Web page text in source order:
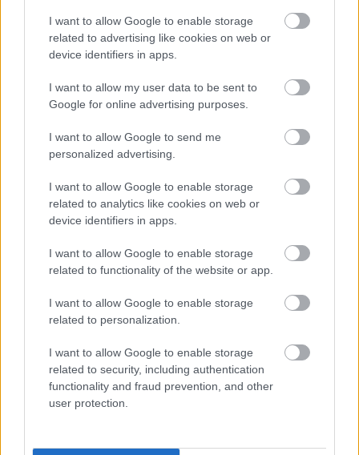
I want to allow Google to enable storage
related to advertising like cookies on web or
device identifiers in apps.
I want to allow my user data to be sent to
Google for online advertising purposes.
I want to allow Google to send me
personalized advertising.
I want to allow Google to enable storage
related to analytics like cookies on web or
device identifiers in apps.
I want to allow Google to enable storage
related to functionality of the website or app.
I want to allow Google to enable storage
related to personalization.
I want to allow Google to enable storage
related to security, including authentication
functionality and fraud prevention, and other
user protection.
telefonbeszélgetések szolarizált rögzítései) című...
2024 / 03 / 17 Tovább
Előző oldal Következő oldal
Aktuális kiállításaink